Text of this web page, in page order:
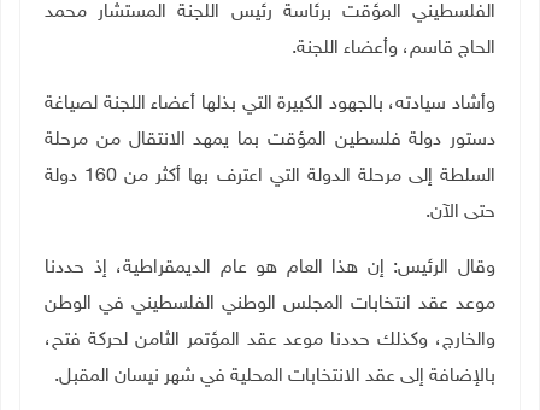
الفلسطيني المؤقت برئاسة رئيس اللجنة المستشار محمد
الحاج قاسم، وأعضاء اللجنة.
وأشاد سيادته، بالجهود الكبيرة التي بذلها أعضاء اللجنة لصياغة
دستور دولة فلسطين المؤقت بما يمهد الانتقال من مرحلة
السلطة إلى مرحلة الدولة التي اعترف بها أكثر من 160 دولة
حتى الآن.
وقال الرئيس: إن هذا العام هو عام الديمقراطية، إذ حددنا
موعد عقد انتخابات المجلس الوطني الفلسطيني في الوطن
والخارج، وكذلك حددنا موعد عقد المؤتمر الثامن لحركة فتح،
بالإضافة إلى عقد الانتخابات المحلية في شهر نيسان المقبل.